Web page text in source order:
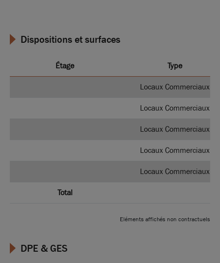
Dispositions et surfaces
Étage Type
Locaux Commerciaux
Locaux Commerciaux
Locaux Commerciaux
Locaux Commerciaux
Locaux Commerciaux
Total
Eléments affichés non contractuels
DPE & GES